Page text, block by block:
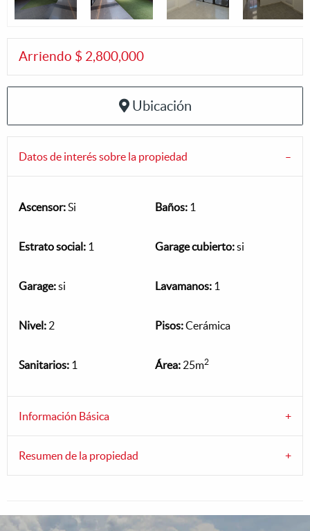
Arriendo $ 2,800,000
Ubicación
Datos de interés sobre la propiedad
Ascensor:Si Baños: 1
Estrato social: 1 Garage cubierto:si
Garage:si Lavamanos: 1
Nivel: 2 Pisos:Cerámica
Sanitarios: 1 Área: 25m2
Información Básica
Resumen de la propiedad